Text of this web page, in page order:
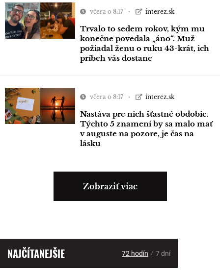
včera o 8:17 interez.sk
Trvalo to sedem rokov, kým mu
konečne povedala „áno“. Muž
požiadal ženu o ruku 43-krát, ich
príbeh vás dostane
včera o 8:17 interez.sk
Nastáva pre nich šťastné obdobie.
Týchto 5 znamení by sa malo mať
v auguste na pozore, je čas na
lásku
Zobraziť viac
NAJČÍTANEJŠIE 72 hodín / 7 dní